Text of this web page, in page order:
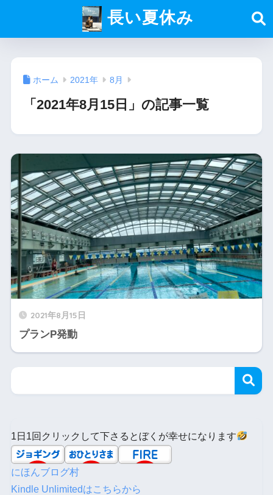
長い夏休み
ホーム 2021年 8月
「2021年8月15日」の記事一覧
2021年8月15日
プランP発動
1日1回クリックして下さるとぼくが幸せになります
にほんブログ村
Kindle Unlimitedはこちらから